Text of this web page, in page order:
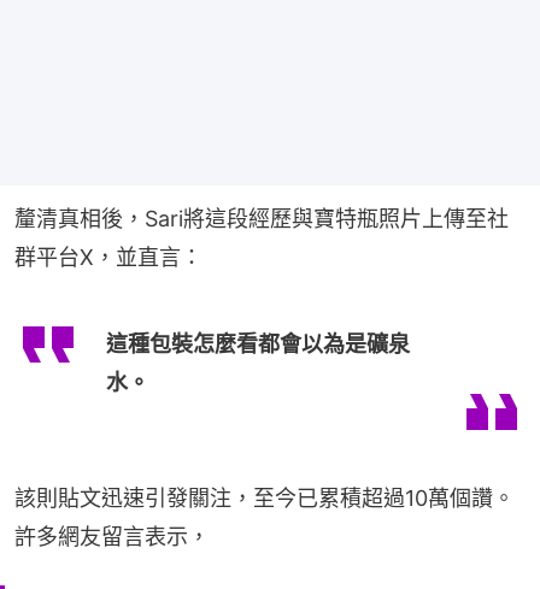
釐清真相後，Sari將這段經歷與寶特瓶照片上傳至社
群平台X，並直言：
這種包裝怎麼看都會以為是礦泉
水。
該則貼文迅速引發關注，至今已累積超過10萬個讚。
許多網友留言表示，